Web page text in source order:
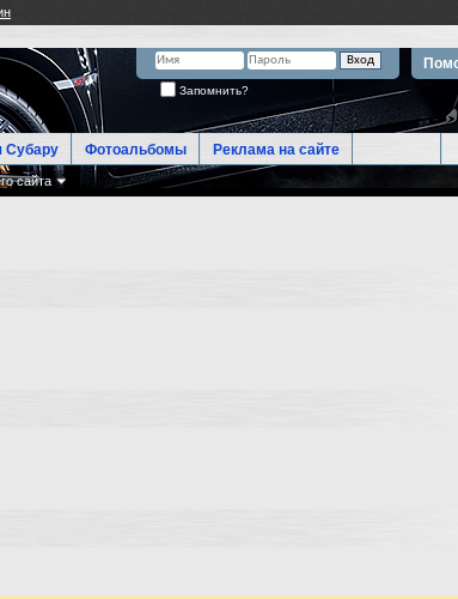
Запомнить?
сайта
Субару Фотоальбомы Реклама на сайте